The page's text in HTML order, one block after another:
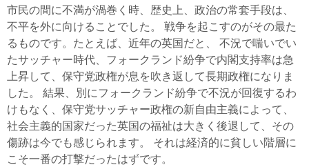
市民の間に不満が渦巻く時、歴史上、政治の常套手段は、
不平を外に向けることでした。 戦争を起こすのがその最た
るものです。たとえば、近年の英国だと、 不況で喘いでい
たサッチャー時代、フォークランド紛争で内閣支持率は急
上昇して、保守党政権が息を吹き返して長期政権になりま
した。 結果、別にフォークランド紛争で不況が回復するわ
けもなく、保守党サッチャー政権の新自由主義によって、
社会主義的国家だった英国の福祉は大きく後退して、その
傷跡は今でも感じられます。 それは経済的に貧しい階層に
こそ一番の打撃だったはずです。